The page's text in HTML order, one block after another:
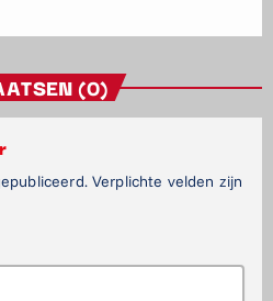
(0)
Verplichte velden zijn